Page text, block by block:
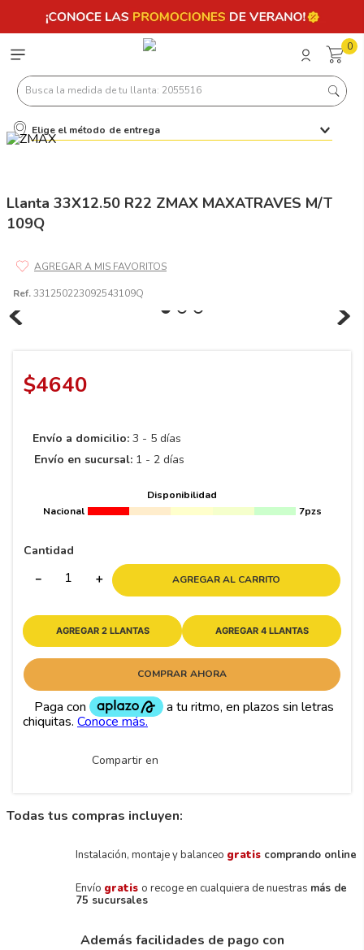
0
Busca la medida de tu llanta: 2055516
Elige el método de entrega
Llanta 33X12.50 R22 ZMAX MAXATRAVES M/T
109Q
Ref.331250223092543109Q
$4640
Envío a domicilio: 3 - 5 días
Envío en sucursal: 1 - 2 días
Disponibilidad
Nacional
7pzs
Cantidad
＋
－ AGREGAR AL CARRITO
AGREGAR 2 LLANTAS AGREGAR 4 LLANTAS
COMPRAR AHORA
Compartir en
Todas tus compras incluyen:
Instalación, montaje y balanceo gratis comprando online
Envío gratis o recoge en cualquiera de nuestras más de
75 sucursales
Además facilidades de pago con
Términos más buscados
6 205